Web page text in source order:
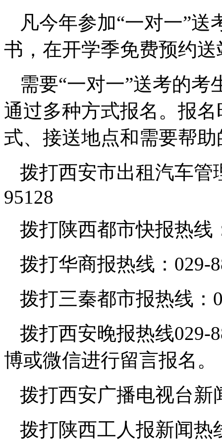
凡今年参加“一对一”
书，在开学季免费预约
需要“一对一”送考的考
通过多种方式报名。报
式、接送地点和需要帮
拨打西安市出租汽车管
95128
拨打陕西都市快报热线
拨打华商报热线：029-
拨打三秦都市报热线：
拨打西安晚报热线029-
博或微信进行留言报名。
拨打西安广播电视台新
拨打陕西工人报新闻热